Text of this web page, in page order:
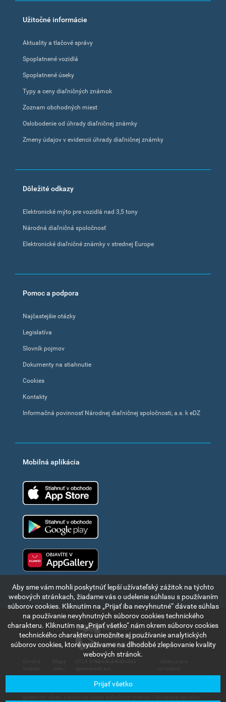
Footer
Užitočné informácie
Aktuality a tlačové správy
Spoplatnené vozidlá
Spoplatnené úseky
Typy a ceny diaľničných známok
Zoznam obchodných miest
Oslobodenie od úhrady diaľničnej známky
Zmeny údajov v evidencii úhrady diaľničnej známky
Dôležité odkazy
Elektronické mýto pre vozidlá nad 3,5 tony
Národná diaľničná spoločnosť
Elektronické diaľničné známky v strednej Europe
Pomoc a podpora
Najčastejšie otázky
Legislatíva
Slovník pojmov
Dokumenty na stiahnutie
Cookies
Kontakty
Informačná povinnosť Národnej diaľničnej spoločnosti, a.s. k eDZ
Mobilná aplikácia
Informácie a údaje uvedené v tejto časti internetového portálu sú výlučne
Aby sme vám mohli poskytnúť lepší užívateľský zážitok na týchto
webových stránkach, žiadame vás o udelenie súhlasu s používaním
súborov cookies. Kliknutím na „Prijať iba nevyhnutné“ dávate súhlas
na používanie nevyhnutných súborov cookies technického
charakteru. Kliknutím na „Prijať všetko“ nám okrem súborov cookies
technického charakteru umožníte aj používanie analytických
súborov cookies, ktoré využívame na dlhodobé zlepšovanie kvality
webových stránok.
Prijať všetko